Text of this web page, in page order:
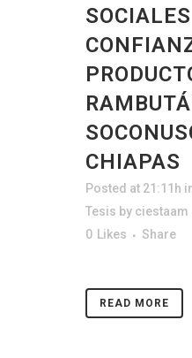
CHIAPAS
Posted at 21:11h
Tesis by ciestaam
0 Likes Share
READ MORE